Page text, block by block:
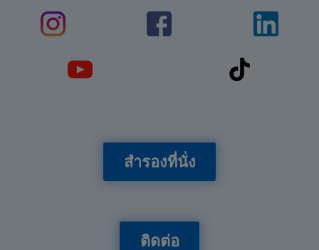
สำรองที่นั่ง
ติดต่อ